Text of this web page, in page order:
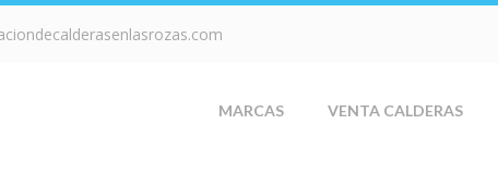
MARCAS VENTA CALDERAS